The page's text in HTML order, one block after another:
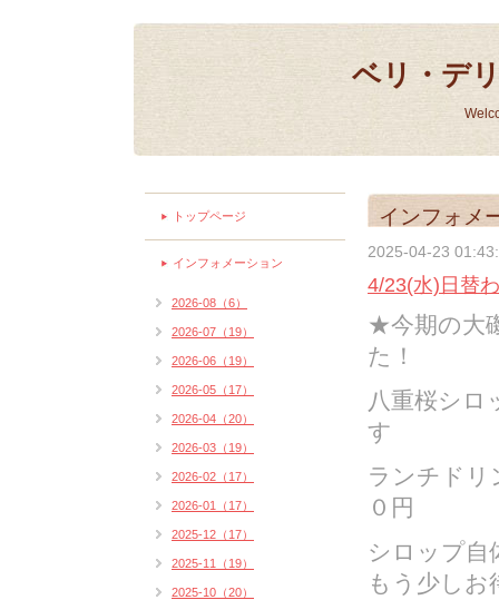
ベリ・デ
インフォメ
2025-04-23
4/23(水)日替
★今期の大
た！
八重桜シロ
す
ランチドリ
０円
シロップ自
もう少しお
トップページ
インフォメーション
2026-08（6）
2026-07（19）
2026-06（19）
2026-05（17）
2026-04（20）
2026-03（19）
2026-02（17）
2026-01（17）
2025-12（17）
2025-11（19）
2025-10（20）